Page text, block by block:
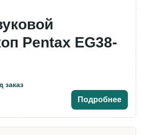
Pentax EG38-
заказ
Подробнее